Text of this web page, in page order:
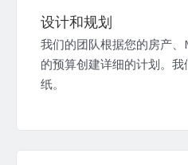
设计和规划
我们的团队根据您的房产
的预算创建详细的计划。
纸。